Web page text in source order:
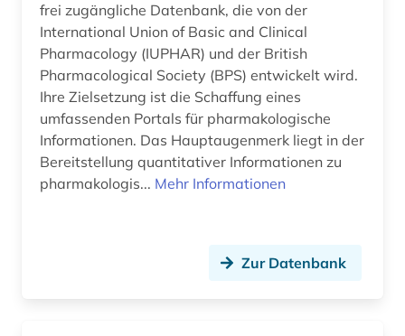
frei zugängliche Datenbank, die von der
International Union of Basic and Clinical
Pharmacology (IUPHAR) und der British
Pharmacological Society (BPS) entwickelt wird.
Ihre Zielsetzung ist die Schaffung eines
umfassenden Portals für pharmakologische
Informationen. Das Hauptaugenmerk liegt in der
Bereitstellung quantitativer Informationen zu
pharmakologis... Mehr Informationen
Zur Datenbank